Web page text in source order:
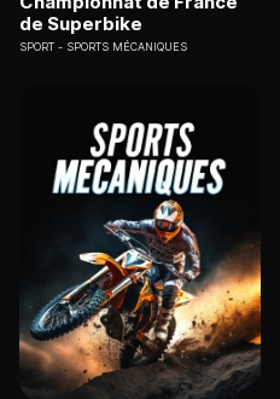
de Superbike
SPORT SPORTS MÉCANIQUES